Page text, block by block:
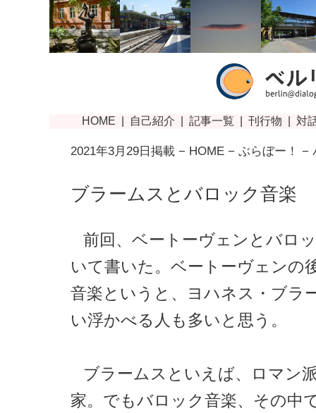
2021年3月29日掲載 − HOME − ぶらぼー！ −
ブラームスとバロック音楽
前回、ベートーヴェンとバロ
いて書いた。ベートーヴェンの
音楽というと、ヨハネス・ブラ
い浮かべる人も多いと思う。
ブラームスといえば、ロマン
家。でもバロック音楽、その中